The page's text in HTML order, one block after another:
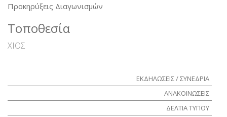
Προκηρύξεις Διαγωνισμών
Τοποθεσία
ΧΙΟΣ
ΕΚΔΗΛΩΣΕΙΣ / ΣΥΝΕΔΡΙΑ
ΑΝΑΚΟΙΝΩΣΕΙΣ
ΔΕΛΤΙΑ ΤΥΠΟΥ